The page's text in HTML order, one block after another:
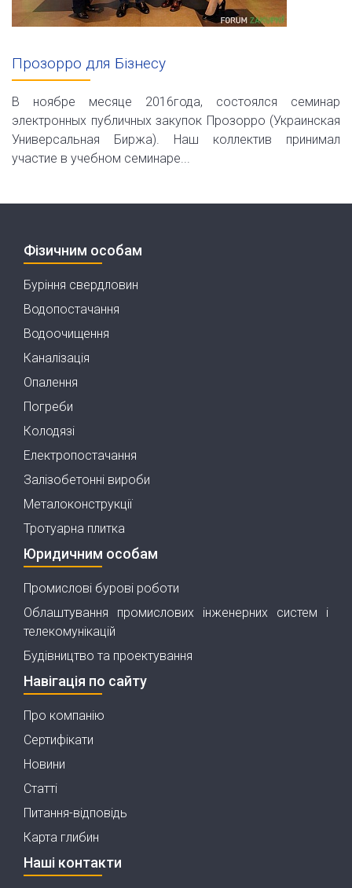
Прозорро для Бізнесу
В ноябре месяце 2016года, состоялся семинар
электронных публичных закупок Прозорро (Украинская
Универсальная Биржа). Наш коллектив принимал
участие в учебном семинаре...
Фізичним особам
Буріння свердловин
Водопостачання
Водоочищення
Каналізація
Опалення
Погреби
Колодязі
Електропостачання
Залізобетонні вироби
Металоконструкції
Тротуарна плитка
Юридичним особам
Промислові бурові роботи
Облаштування промислових інженерних систем і
телекомунікацій
Будівництво та проектування
Навігація по сайту
Про компанію
Сертифікати
Новини
Статті
Питання-відповідь
Карта глибин
Наші контакти